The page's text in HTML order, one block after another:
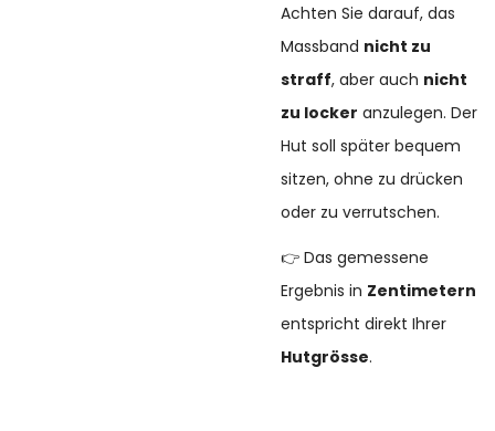
Achten Sie darauf, das
Massband nicht zu
straff, aber auch nicht
zu locker anzulegen. Der
Hut soll später bequem
sitzen, ohne zu drücken
oder zu verrutschen.
👉 Das gemessene
Ergebnis in Zentimetern
entspricht direkt Ihrer
Hutgrösse.